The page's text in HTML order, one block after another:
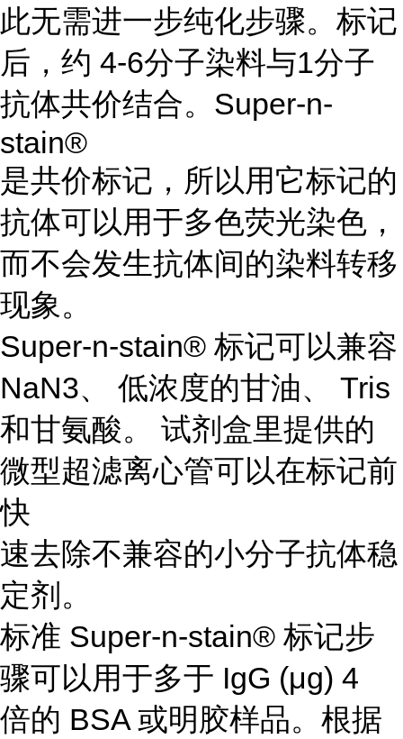
此无需进一步纯化步骤。标记
后，约 4-6分子染料与1分子
抗体共价结合。Super-n-
stain®
是共价标记，所以用它标记的
抗体可以用于多色荧光染色，
而不会发生抗体间的染料转移
现象。
Super-n-stain® 标记可以兼容
NaN3、 低浓度的甘油、 Tris
和甘氨酸。 试剂盒里提供的
微型超滤离心管可以在标记前
快
速去除不兼容的小分子抗体稳
定剂。
标准 Super-n-stain® 标记步
骤可以用于多于 IgG (μg) 4
倍的 BSA 或明胶样品。根据